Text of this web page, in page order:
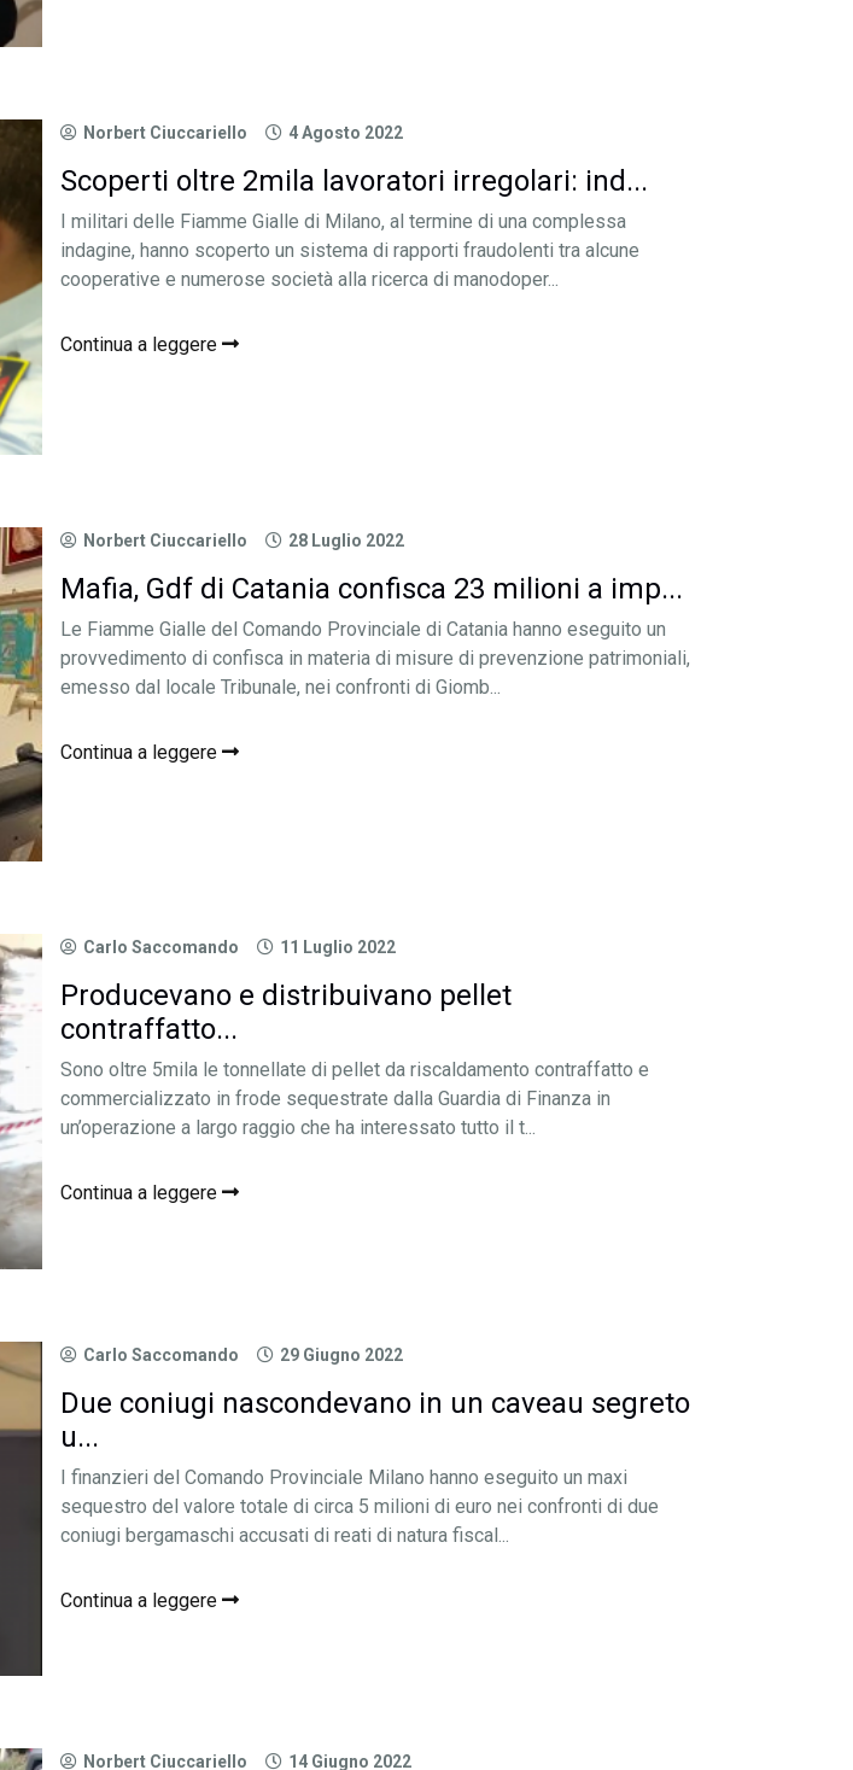
Norbert Ciuccariello 4 Agosto 2022
Scoperti oltre 2mila lavoratori irregolari: ind...
I militari delle Fiamme Gialle di Milano, al termine di una complessa
indagine, hanno scoperto un sistema di rapporti fraudolenti tra alcune
cooperative e numerose società alla ricerca di manodoper...
Continua a leggere
Norbert Ciuccariello 28 Luglio 2022
Mafia, Gdf di Catania confisca 23 milioni a imp...
Le Fiamme Gialle del Comando Provinciale di Catania hanno eseguito un
provvedimento di confisca in materia di misure di prevenzione patrimoniali,
emesso dal locale Tribunale, nei confronti di Giomb...
Continua a leggere
Carlo Saccomando 11 Luglio 2022
Producevano e distribuivano pellet
contraffatto...
Sono oltre 5mila le tonnellate di pellet da riscaldamento contraffatto e
commercializzato in frode sequestrate dalla Guardia di Finanza in
un’operazione a largo raggio che ha interessato tutto il t...
Continua a leggere
Carlo Saccomando 29 Giugno 2022
Due coniugi nascondevano in un caveau segreto
u...
I finanzieri del Comando Provinciale Milano hanno eseguito un maxi
sequestro del valore totale di circa 5 milioni di euro nei confronti di due
coniugi bergamaschi accusati di reati di natura fiscal...
Continua a leggere
Norbert Ciuccariello 14 Giugno 2022